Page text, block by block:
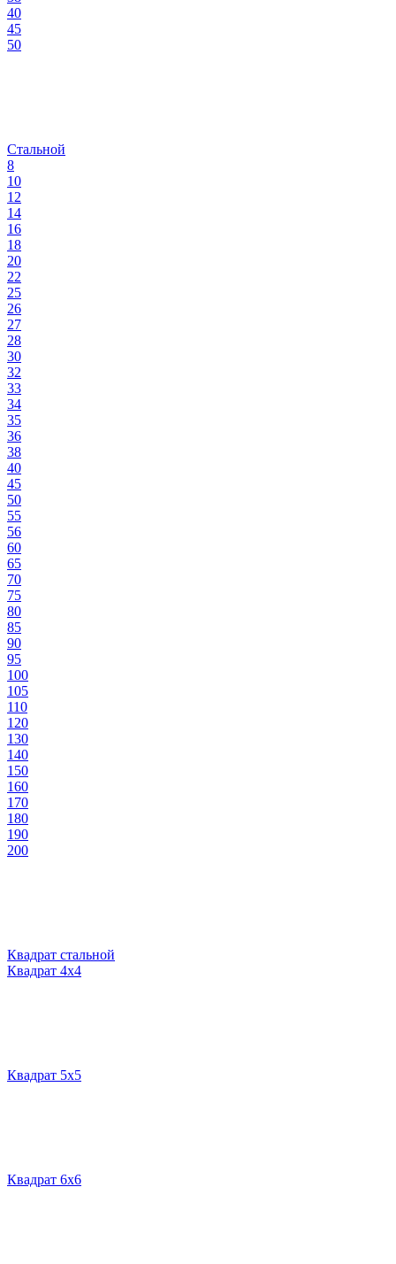
40
45
50
Стальной
8
10
12
14
16
18
20
22
25
26
27
28
30
32
33
34
35
36
38
40
45
50
55
56
60
65
70
75
80
85
90
95
100
105
110
120
130
140
150
160
170
180
190
200
Квадрат стальной
Квадрат 4х4
Квадрат 5х5
Квадрат 6х6